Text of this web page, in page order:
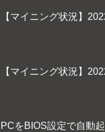
【マイニング状況】
【マイニング状況】
PCをBIOS設定で自動